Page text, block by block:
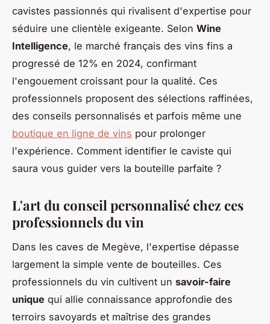
cavistes passionnés qui rivalisent d'expertise pour
séduire une clientèle exigeante. Selon Wine
Intelligence, le marché français des vins fins a
progressé de 12% en 2024, confirmant
l'engouement croissant pour la qualité. Ces
professionnels proposent des sélections raffinées,
des conseils personnalisés et parfois même une
boutique en ligne de vins pour prolonger
l'expérience. Comment identifier le caviste qui
saura vous guider vers la bouteille parfaite ?
L'art du conseil personnalisé chez ces
professionnels du vin
Dans les caves de Megève, l'expertise dépasse
largement la simple vente de bouteilles. Ces
professionnels du vin cultivent un savoir-faire
unique qui allie connaissance approfondie des
terroirs savoyards et maîtrise des grandes